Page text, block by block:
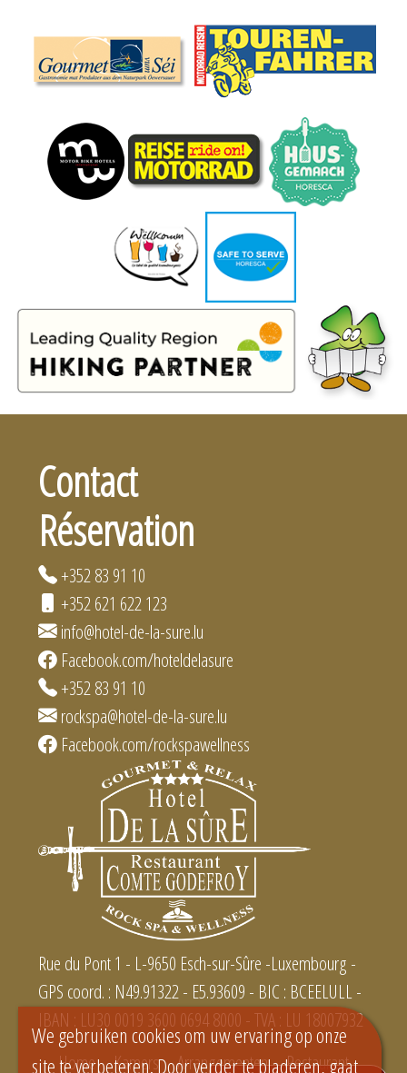
Contact
Réservation
+352 83 91 10
+352 621 622 123
info@hotel-de-la-sure.lu
Facebook.com/hoteldelasure
+352 83 91 10
rockspa@hotel-de-la-sure.lu
Facebook.com/rockspawellness
Rue du Pont 1 - L-9650 Esch-sur-Sûre -Luxembourg -
GPS coord. : N49.91322 - E5.93609 - BIC : BCEELULL -
IBAN : LU30 0019 3600 0694 8000 - TVA : LU 18007932
Home
Kamers Arrangementen Restaurant
We gebruiken cookies om uw ervaring op onze
site te verbeteren. Door verder te bladeren, gaat